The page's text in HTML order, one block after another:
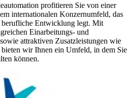
profitieren Sie von einer
internationalen Konzernumfeld, das
berufliche Entwicklung legt. Mit
Einarbeitungs- und
attraktiven Zusatzleistungen wie
wir Ihnen ein Umfeld, in dem Sie
können.